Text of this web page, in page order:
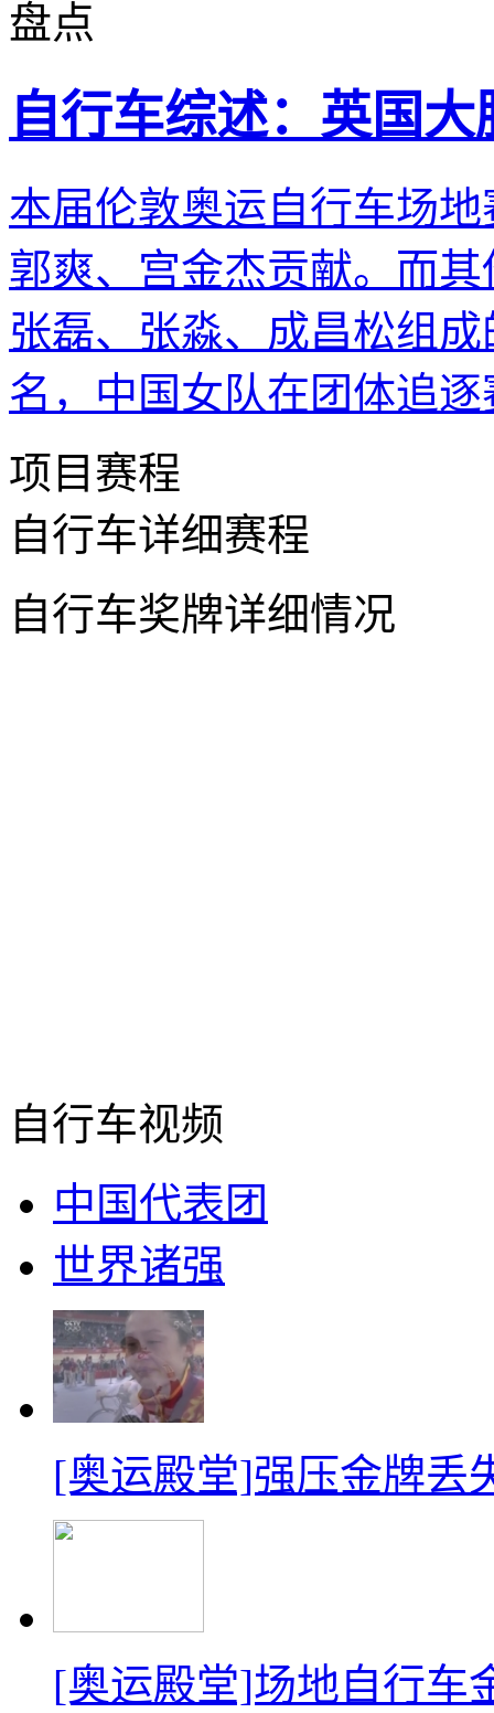
盘点
自行车综述：英国
本届伦敦奥运自行车场
郭爽、宫金杰贡献。而
张磊、张淼、成昌松组
名，中国女队在团体追
项目赛程
自行车详细赛程
自行车奖牌详细情况
自行车视频
中国代表团
世界诸强
[奥运殿堂]强压金牌丢
[奥运殿堂]场地自行车